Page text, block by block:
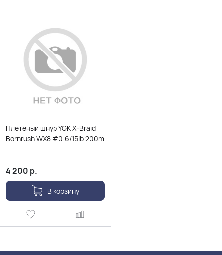
Плетёный шнур YGK X-Braid
Bornrush WX8 #0.6/15lb 200m
4 200 р.
В корзину